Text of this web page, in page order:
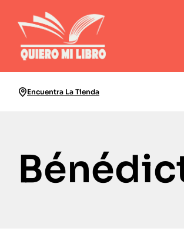
Encuentra La Tienda